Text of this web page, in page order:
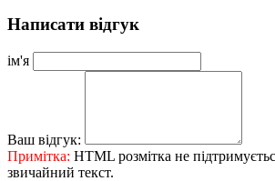
Написати відгук
ім'я
Ваш відгук:
Примітка: HTML розмітка не
звичайний текст.